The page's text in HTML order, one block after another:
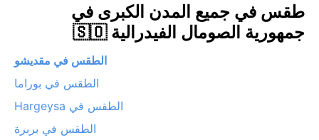
طقس في جميع المدن الكبرى في
جمهورية الصومال الفيدرالية 🇸🇴
الطقس في مقديشو
الطقس في بوراما‎
الطقس في Hargeysa
الطقس في بربرة